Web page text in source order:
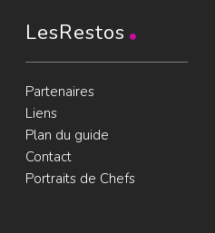
LesRestos
Partenaires
Liens
Plan du guide
Contact
Portraits de Chefs